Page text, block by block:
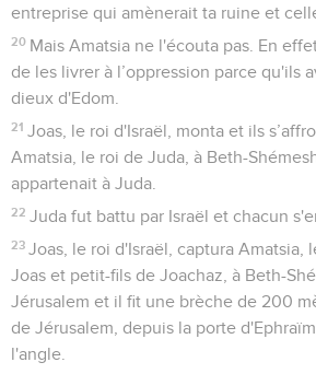
entreprise qui amènerait ta ruine et
20 Mais Amatsia ne l'écouta pas. En
de les livrer à l’oppression parce qu'ils
dieux d'Edom.
21 Joas, le roi d'Israël, monta et ils
Amatsia, le roi de Juda, à Beth-
appartenait à Juda.
22 Juda fut battu par Israël et chacun
23 Joas, le roi d'Israël, captura Amatsia,
Joas et petit-fils de Joachaz, à Beth-
Jérusalem et il fit une brèche de 200
de Jérusalem, depuis la porte
l'angle.